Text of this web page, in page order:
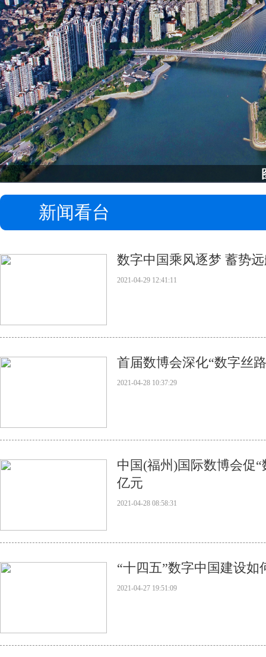
探访福州福
新闻看台
数字中国乘风逐梦 蓄势
2021-04-29 12:41:11
首届数博会深化“数字丝
2021-04-28 10:37:29
中国(福州)国际数博会促
亿元
2021-04-28 08:58:31
“十四五”数字中国建设如
2021-04-27 19:51:09